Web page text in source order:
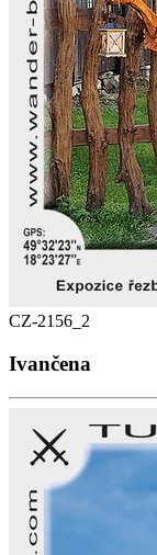
CZ-2156_2
Ivančena